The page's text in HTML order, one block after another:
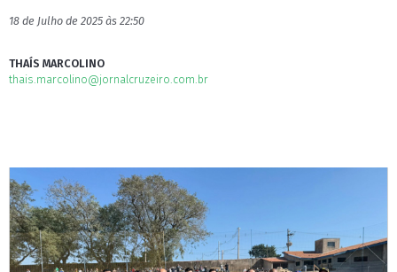
18 de Julho de 2025 às 22:50
THAÍS MARCOLINO
thais.marcolino@jornalcruzeiro.com.br